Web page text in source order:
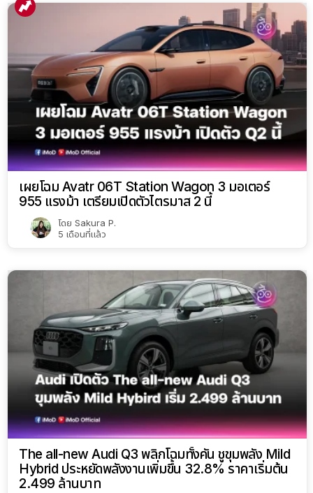
เผยโฉม Avatr 06T Station Wagon 3 มอเตอร์
955 แรงม้า เตรียมเปิดตัวไตรมาส 2 นี้
โดย Sakura P.
5 เดือนที่แล้ว
The all-new Audi Q3 พลิกโฉมทั้งคัน ชูขุมพลัง Mild
Hybrid ประหยัดพลังงานเพิ่มขึ้น 32.8% ราคาเริ่มต้น
2.499 ล้านบาท